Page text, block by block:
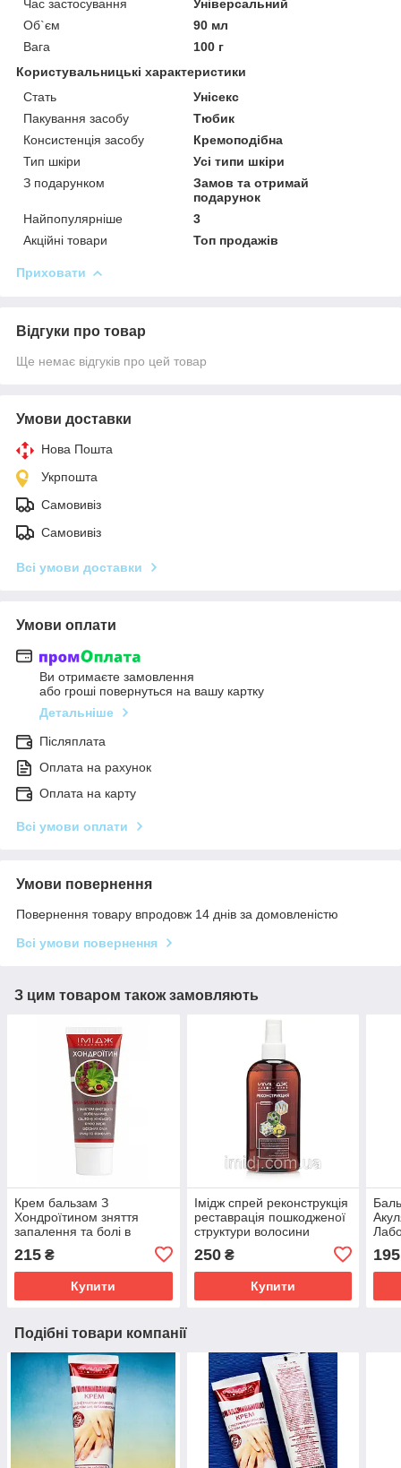
Час застосування
Універсальний
Об`єм
90 мл
Вага
100 г
Користувальницькі характеристики
Стать
Унісекс
Пакування засобу
Тюбик
Консистенція засобу
Кремоподібна
Тип шкіри
Усі типи шкіри
З подарунком
Замов та отримай
подарунок
Найпопулярніше
3
Акційні товари
Топ продажів
Приховати
Відгуки про товар
Ще немає відгуків про цей товар
Умови доставки
Нова Пошта
Укрпошта
Самовивіз
Самовивіз
Всі умови доставки
Умови оплати
Ви отримаєте замовлення
або гроші повернуться на вашу картку
Детальніше
Післяплата
Оплата на рахунок
Оплата на карту
Всі умови оплати
Умови повернення
Повернення товару впродовж 14 днів за домовленістю
Всі умови повернення
З цим товаром також замовляють
Крем бальзам З
Хондроїтином зняття
запалення та болі в
суглобах, м'язах і хребті
Імідж Лабораторія
215 ₴
Купити
Імідж спрей реконструкція
реставрація пошкодженої
структури волосини
250₴
Купити
195
Подібні товари компанії